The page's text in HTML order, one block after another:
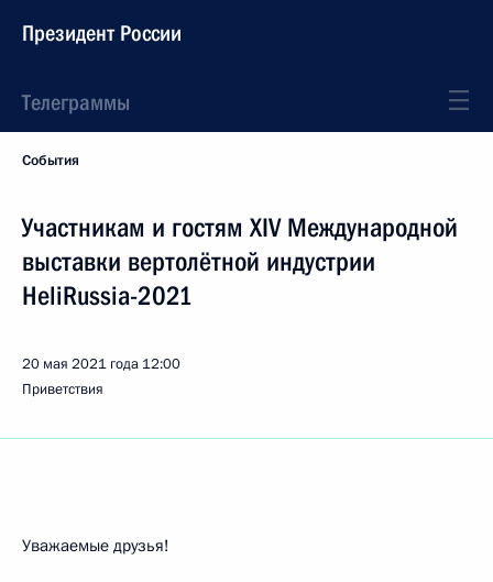
Президент России
Телеграммы
События
Участникам и гостям XIV Международной
выставки вертолётной индустрии
HeliRussia-2021
20 мая 2021 года 12:00
Приветствия
Уважаемые друзья!